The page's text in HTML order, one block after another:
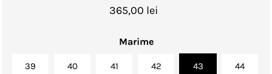
365,00 lei
Marime
39 40 41 42 43 44